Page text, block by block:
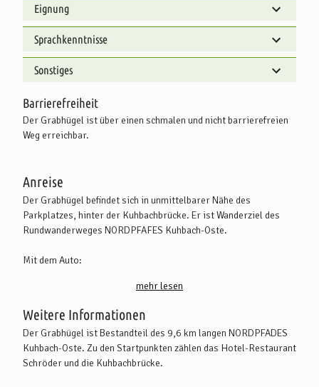
Eignung
Sprachkenntnisse
Sonstiges
Barrierefreiheit
Der Grabhügel ist über einen schmalen und nicht barrierefreien
Weg erreichbar.
Anreise
Der Grabhügel befindet sich in unmittelbarer Nähe des
Parkplatzes, hinter der Kuhbachbrücke. Er ist Wanderziel des
Rundwanderweges NORDPFAFES Kuhbach-Oste.
Mit dem Auto:
Abfahrt Sittensen (Nr.47) nehmen, links abbiegen nach Sittensen.
Hotel Schröder biegen Sie auf die K126 und erreichen kurz vorm
Flüßchen Oste den Parkplatz, der sich auf der linken Seite
befindet.
mehr lesen
Weitere Informationen
Der Grabhügel ist Bestandteil des 9,6 km langen NORDPFADES
Kuhbach-Oste. Zu den Startpunkten zählen das Hotel-Restaurant
Schröder und die Kuhbachbrücke.